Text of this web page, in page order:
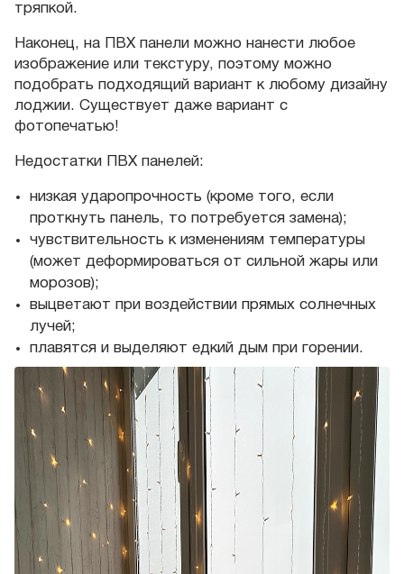
тряпкой.
Наконец, на ПВХ панели можно нанести любое
изображение или текстуру, поэтому можно
подобрать подходящий вариант к любому дизайну
лоджии. Существует даже вариант с
фотопечатью!
Недостатки ПВХ панелей:
низкая ударопрочность (кроме того, если
проткнуть панель, то потребуется замена);
чувствительность к изменениям температуры
(может деформироваться от сильной жары или
морозов);
выцветают при воздействии прямых солнечных
лучей;
плавятся и выделяют едкий дым при горении.